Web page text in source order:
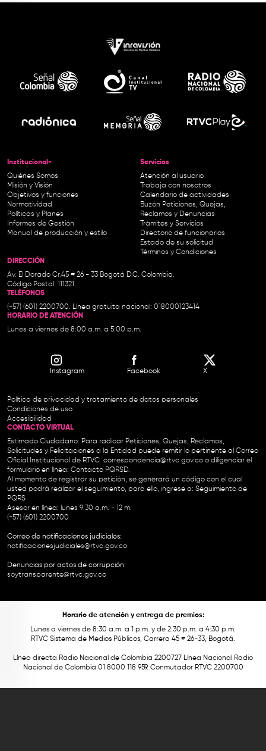
Institucional-
Quiénes Somos
Misión y Visión
Objetivos y funciones
Normatividad
Políticas y Planes
Informes de Gestión
Manual de producción y estilo
Servicios
Atención al usuario
Trabaja con nosotros
Calendario de actividades
Buzón Peticiones, Quejas,
Reclamos y Denuncias
Trámites y Servicios
Directorio de funcionarios
Estado de su solicitud
Términos y Condiciones
DIRECCIÓN
Av. El Dorado Cr.45 # 26 - 33 Bogotá D.C. Colombia.
Código Postal: 111321
TELÉFONOS
(+57) (601) 2200700. Línea gratuita nacional: 018000123414
HORARIO DE ATENCIÓN
Lunes a viernes de 8:00 a.m. a 5:00 p.m.
Instagram Facebook X
Política de privacidad y tratamiento de datos personales
Condiciones de uso
Accesibilidad
CONTACTO VIRTUAL
Estimado Ciudadano: Para radicar Peticiones, Quejas, Reclamos,
Solicitudes y Felicitaciones a la Entidad puede remitir lo pertinente al Correo
Oficial Institucional de RTVC correspondencia@rtvc.gov.co o diligenciar el
formulario en línea: Contacto PQRSD.
Al momento de registrar su petición, se generará un código con el cual
usted podrá realizar el seguimiento, para ello, ingrese a: Seguimiento de
PQRS
Asesor en línea: lunes 9:30 a.m. - 12 m.
(+57) (601) 2200700
Correo de notificaciones judiciales:
notificacionesjudiciales@rtvc.gov.co
Denuncias por actos de corrupción:
soytransparente@rtvc.gov.co
Horario de atención y entrega de premios:
Lunes a viernes de 8:30 a.m. a 1 p.m. y de 2:30 p.m. a 4:30 p.m.
RTVC Sistema de Medios Públicos, Carrera 45 # 26-33, Bogotá.
Línea directa Radio Nacional de Colombia 2200727 Línea Nacional Radio
Nacional de Colombia 01 8000 118 959. Conmutador RTVC 2200700